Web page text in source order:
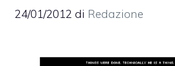
24/01/2012 di Redazione